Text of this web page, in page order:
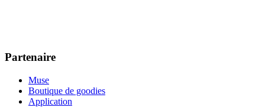
Partenaire
Muse
Boutique de goodies
Application